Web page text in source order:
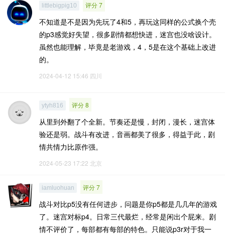
littlebigpig10 评分 7
不知道是不是因为先玩了4和5，再玩这同样的公式换个壳
的p3感觉好失望，很多剧情都想快进，迷宫也没啥设计。
虽然也能理解，毕竟是老游戏，4，5是在这个基础上改进
的。
2024-04-12 15:46 四川
ytyh816 评分 8
从里到外翻了个全新。节奏还是慢，封闭，漫长，迷宫体
验还是弱。战斗有改进，音画都美了很多，得益于此，剧
情共情力比原作强。
2024-05-23 17:22 北京
iamluohuan 评分 7
战斗对比p5没有任何进步，问题是你p5都是几几年的游戏
了。迷宫对标p4。日常三代最烂，经常是闲出个屁来。剧
情不评价了，每部都有每部的特色。只能说p3r对于我一